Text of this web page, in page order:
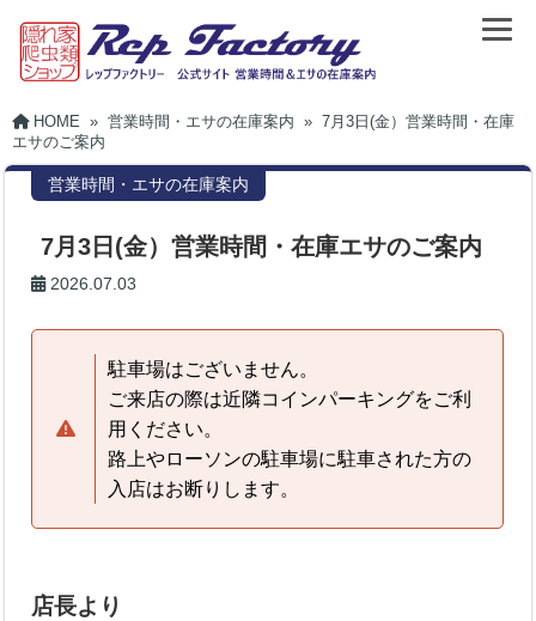
HOME » 営業時間・エサの在庫案内 » 7月3日(金）営業時間・在庫
エサのご案内
営業時間・エサの在庫案内
7月3日(金）営業時間・在庫エサのご案内
2026.07.03
駐車場はございません。
ご来店の際は近隣コインパーキングをご利
用ください。
路上やローソンの駐車場に駐車された方の
入店はお断りします。
店長より